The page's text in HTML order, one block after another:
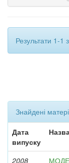
Результати 1-1
Знайдені
Дата
випуску
2008